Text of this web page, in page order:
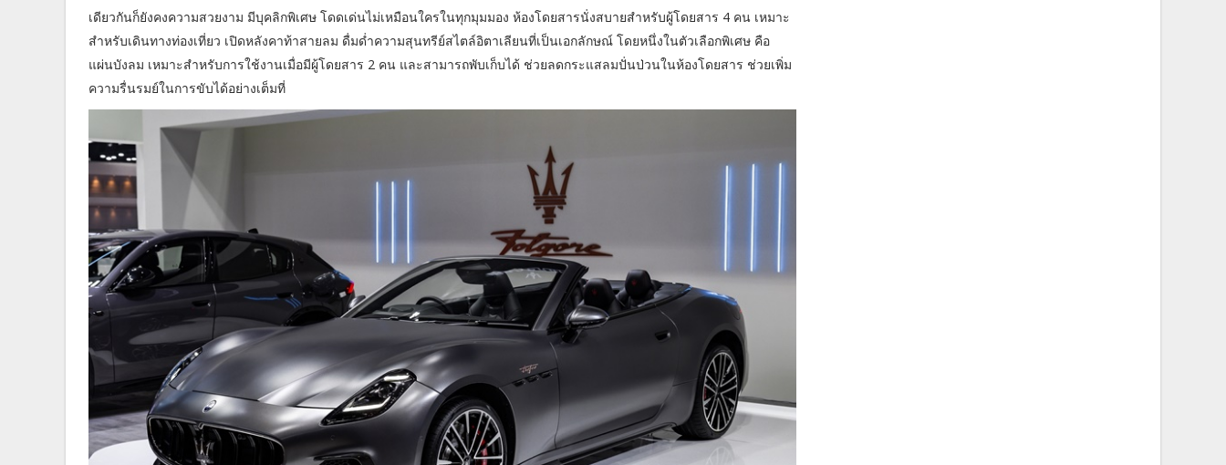
เดียวกันก็ยังคงความสวยงาม มีบุคลิกพิเศษ โดดเด่นไม่เหมือนใครในทุกมุมมอง ห้องโดยสารนั่งสบายสำหรับผู้โดยสาร 4 คน เหมาะ
สำหรับเดินทางท่องเที่ยว เปิดหลังคาท้าสายลม ดื่มด่ำความสุนทรีย์สไตล์อิตาเลียนที่เป็นเอกลักษณ์ โดยหนึ่งในตัวเลือกพิเศษ คือ
แผ่นบังลม เหมาะสำหรับการใช้งานเมื่อมีผู้โดยสาร 2 คน และสามารถพับเก็บได้ ช่วยลดกระแสลมปั่นป่วนในห้องโดยสาร ช่วยเพิ่ม
ความรื่นรมย์ในการขับได้อย่างเต็มที่